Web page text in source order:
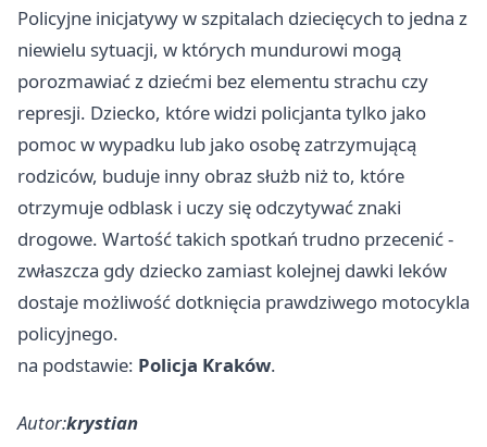
Policyjne inicjatywy w szpitalach dziecięcych to jedna z
niewielu sytuacji, w których mundurowi mogą
porozmawiać z dziećmi bez elementu strachu czy
represji. Dziecko, które widzi policjanta tylko jako
pomoc w wypadku lub jako osobę zatrzymującą
rodziców, buduje inny obraz służb niż to, które
otrzymuje odblask i uczy się odczytywać znaki
drogowe. Wartość takich spotkań trudno przecenić -
zwłaszcza gdy dziecko zamiast kolejnej dawki leków
dostaje możliwość dotknięcia prawdziwego motocykla
policyjnego.
na podstawie: Policja Kraków.
Autor:krystian